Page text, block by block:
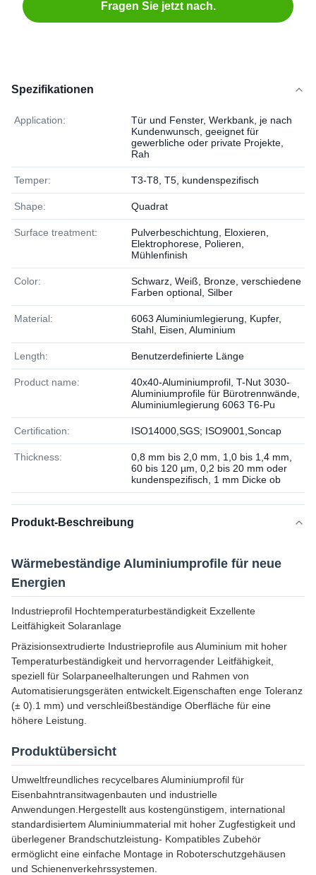
Fragen Sie jetzt nach.
Spezifikationen
Application:
Tür und Fenster, Werkbank, je nach
Kundenwunsch, geeignet für
gewerbliche oder private Projekte,
Rah
Temper: T3-T8, T5, kundenspezifisch
Shape: Quadrat
Surface treatment:
Pulverbeschichtung, Eloxieren,
Elektrophorese, Polieren,
Mühlenfinish
Color:
Schwarz, Weiß, Bronze, verschiedene
Farben optional, Silber
Material:
6063 Aluminiumlegierung, Kupfer,
Stahl, Eisen, Aluminium
Length: Benutzerdefinierte Länge
Product name:
40x40-Aluminiumprofil, T-Nut 3030-
Aluminiumprofile für Bürotrennwände,
Aluminiumlegierung 6063 T6-Pu
Certification: ISO14000,SGS; ISO9001,Soncap
Thickness:
0,8 mm bis 2,0 mm, 1,0 bis 1,4 mm,
60 bis 120 µm, 0,2 bis 20 mm oder
kundenspezifisch, 1 mm Dicke ob
Produkt-Beschreibung
Wärmebeständige Aluminiumprofile für neue
Energien
Industrieprofil Hochtemperaturbeständigkeit Exzellente
Leitfähigkeit Solaranlage
Präzisionsextrudierte Industrieprofile aus Aluminium mit hoher
Temperaturbeständigkeit und hervorragender Leitfähigkeit,
speziell für Solarpaneelhalterungen und Rahmen von
Automatisierungsgeräten entwickelt.Eigenschaften enge Toleranz
(± 0).1 mm) und verschleißbeständige Oberfläche für eine
höhere Leistung.
Produktübersicht
Umweltfreundliches recycelbares Aluminiumprofil für
Eisenbahntransitwagenbauten und industrielle
Anwendungen.Hergestellt aus kostengünstigem, international
standardisiertem Aluminiummaterial mit hoher Zugfestigkeit und
überlegener Brandschutzleistung- Kompatibles Zubehör
ermöglicht eine einfache Montage in Roboterschutzgehäusen
und Schienenverkehrssystemen.